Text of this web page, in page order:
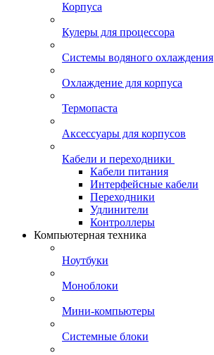
Корпуса
Кулеры для процессора
Системы водяного охлаждения
Охлаждение для корпуса
Термопаста
Аксессуары для корпусов
Кабели и переходники
Кабели питания
Интерфейсные кабели
Переходники
Удлинители
Контроллеры
Компьютерная техника
Ноутбуки
Моноблоки
Мини-компьютеры
Системные блоки